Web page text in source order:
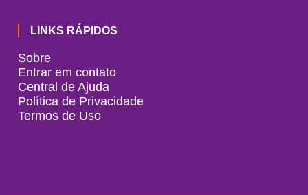
LINKS RÁPIDOS
Sobre
Entrar em contato
Central de Ajuda
Política de Privacidade
Termos de Uso